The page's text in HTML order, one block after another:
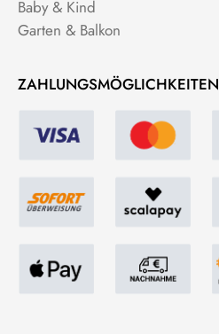
Baby & Kind
Garten & Balkon
ZAHLUNGSMÖGLICHKEITEN